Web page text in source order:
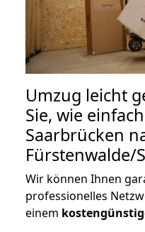
Umzug leicht
Sie, wie
Saarbrücken
Fürstenwalde/
Wir können Ihnen
professionelles
einem